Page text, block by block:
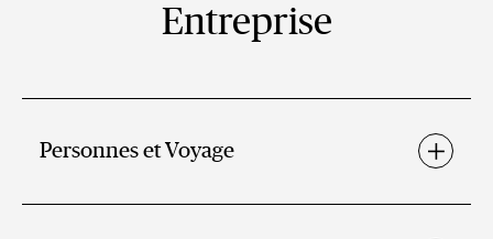
Entreprise
Personnes et Voyage